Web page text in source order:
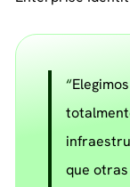
que